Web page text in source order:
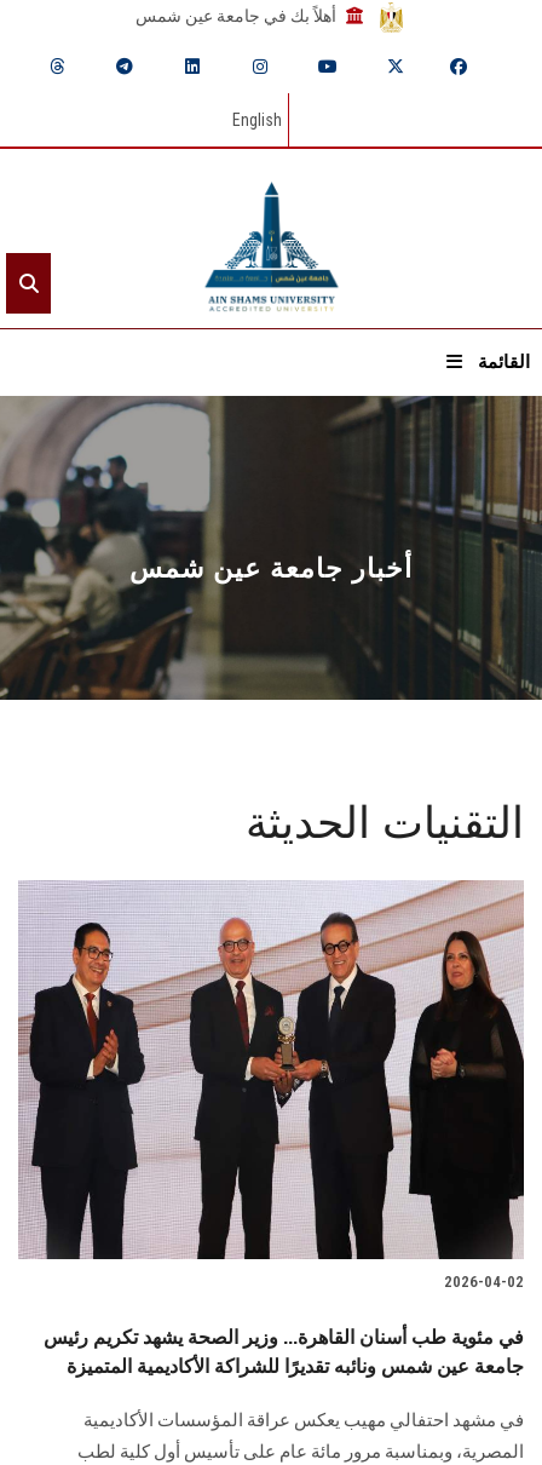
أهلاً بك في جامعة عين شمس
English
القائمة
الرئيسيـة
عن الجامعة
القطاعـات
الشئون الأكاديمية
البحث العلمي
الأنظمة الذكية
الإعلام
تواصل معنا
الطلاب
هيئة التدريس
الدراسات العليا
الموظفون
أخبار جامعة عين شمس
التقنيات الحديثة
2026-04-02
في مئوية طب أسنان القاهرة... وزير الصحة يشهد تكريم رئيس
جامعة عين شمس ونائبه تقديرًا للشراكة الأكاديمية المتميزة
في مشهد احتفالي مهيب يعكس عراقة المؤسسات الأكاديمية
المصرية، وبمناسبة مرور مائة عام على تأسيس أول كلية لطب